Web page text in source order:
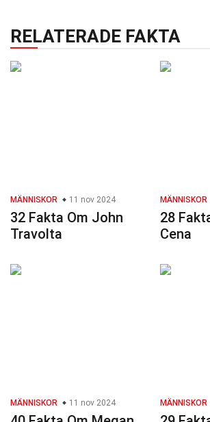
RELATERADE FAKTA
MÄNNISKOR 11 nov 2024
32 Fakta Om John
Travolta
MÄNNISKOR
28
Cena
MÄNNISKOR 11 nov 2024 MÄNNISKOR